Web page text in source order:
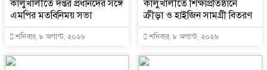
কালুখালীতে দপ্তর প্রধানদের সঙ্গে
এমপির মতবিনিময় সভা
শনিবার, ৮ অগাস্ট, ২০২৬
কালুখালীতে শিক্ষাপ্রতিষ্ঠানে
ক্রীড়া ও হাইজিন সামগ্রী বিতরণ
শনিবার, ৮ অগাস্ট, ২০২৬